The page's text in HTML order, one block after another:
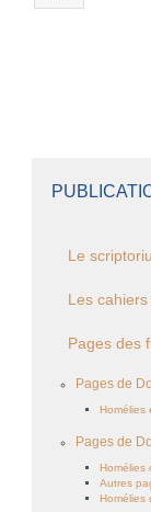
Le
Les
Pages des
Pages de
Homélies
Pages de
Homélies
Autres
Homélies